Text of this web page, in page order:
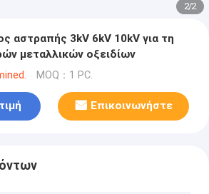
2/2
αστραπής 3kV 6kV 10kV για τη
μεταλλικών οξειδίων
MOQ：1 PC.
Επικοινωνήστε